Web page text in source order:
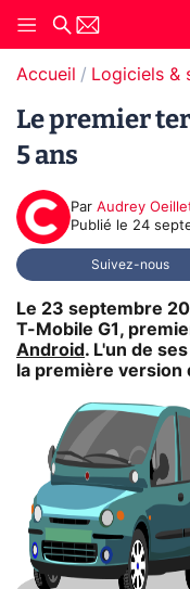
Accueil Logiciels &
Le premier
5 ans
Par Audrey
Publié le 24
Suivez-nous
Le 23 septembre
T-Mobile G1,
Android . L'un de
la première version